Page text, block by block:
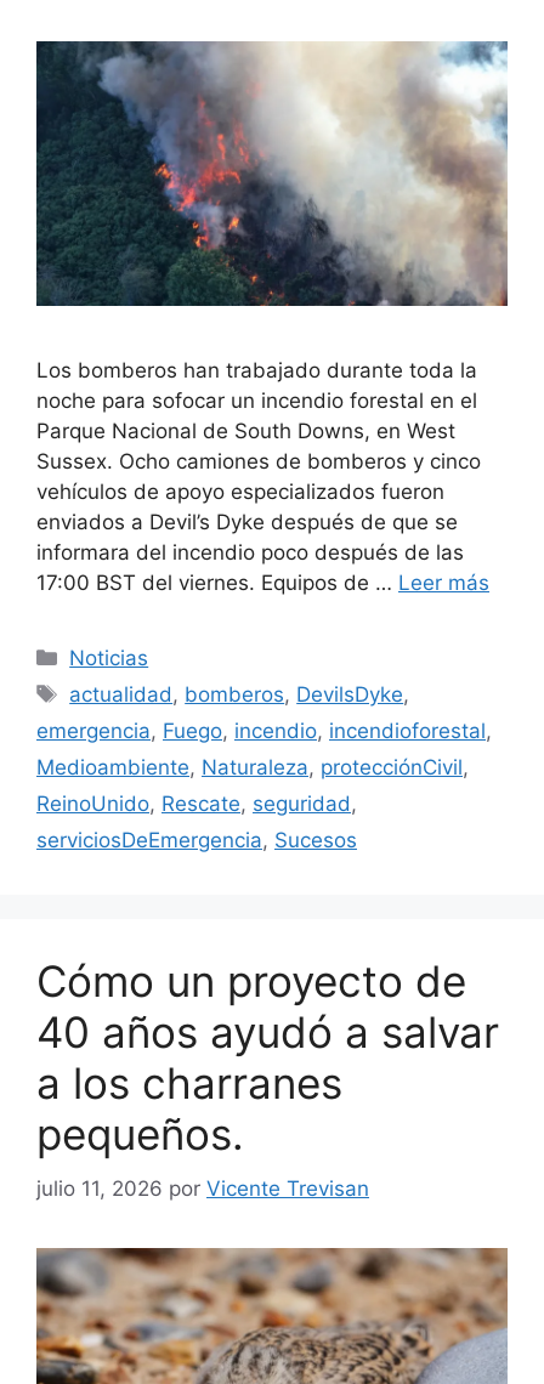
Los bomberos han trabajado durante toda la
noche para sofocar un incendio forestal en el
Parque Nacional de South Downs, en West
Sussex. Ocho camiones de bomberos y cinco
vehículos de apoyo especializados fueron
enviados a Devil’s Dyke después de que se
informara del incendio poco después de las
17:00 BST del viernes. Equipos de … Leer más
Categorías
Noticias
Etiquetas
actualidad, bomberos, DevilsDyke,
emergencia, Fuego, incendio, incendioforestal,
Medioambiente, Naturaleza, protecciónCivil,
ReinoUnido, Rescate, seguridad,
serviciosDeEmergencia, Sucesos
Cómo un proyecto de
40 años ayudó a salvar
a los charranes
pequeños.
julio 11, 2026 por Vicente Trevisan